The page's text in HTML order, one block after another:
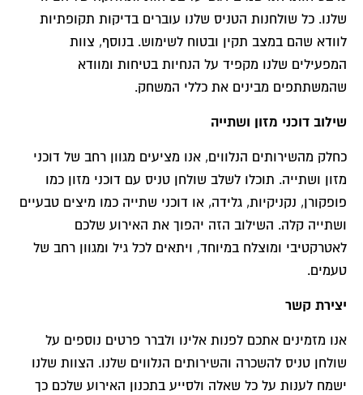
שלנו. כל שולחנות הטניס שלנו עוברים בדיקות תקופתיות
לוודא שהם במצב תקין ובטוח לשימוש. בנוסף, צוות
המפעילים שלנו מקפיד על הנחיות בטיחות ומוודא
שהמשתתפים מבינים את כללי המשחק.
שילוב דוכני מזון ושתייה
כחלק מהשירותים הנלווים, אנו מציעים מגוון רחב של דוכני
מזון ושתייה. תוכלו לשלב שולחן טניס עם דוכני מזון כמו
פופקורן, נקניקיות, גלידה, או דוכני שתייה כמו מיצים טבעיים
ושתייה קלה. השילוב הזה יהפוך את האירוע שלכם
לאטרקטיבי ומוצלח במיוחד, ויתאים לכל גיל ומגוון רחב של
טעמים.
יצירת קשר
אנו מזמינים אתכם לפנות אלינו ולברר פרטים נוספים על
שולחן טניס להשכרה והשירותים הנלווים שלנו. הצוות שלנו
ישמח לענות על כל שאלה ולסייע בתכנון האירוע שלכם כך